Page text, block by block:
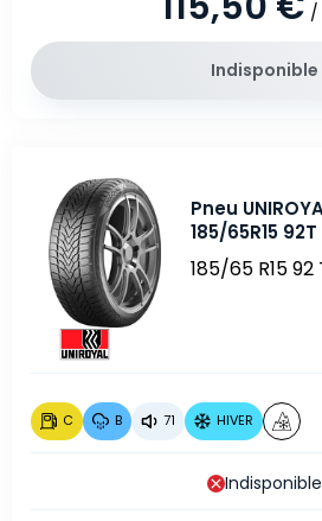
/
Indisponible
Pneu
185/65R15 92T
185/65 R15 92
C B 71 HIVER
Indisponible